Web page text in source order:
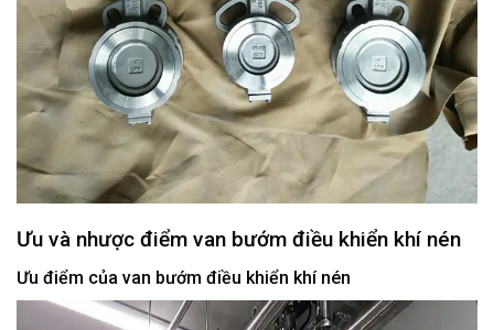
Ưu và nhược điểm van bướm điều khiển khí nén
Ưu điểm của van bướm điều khiển khí nén